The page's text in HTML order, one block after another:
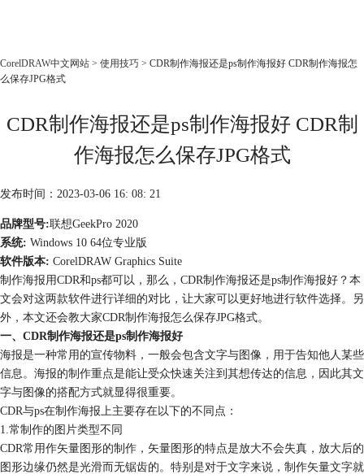
产品
教程
老用户福利
下载
购买
CorelDRAW中文网站 > 使用技巧 > CDR制作海报还是ps制作海报好 CDR制作海报怎
么保存JPG格式
CDR制作海报还是ps制作海报好 CDR制
作海报怎么保存JPG格式
发布时间：2023-03-06 16: 08: 21
品牌型号:联想GeekPro 2020
系统: Windows 10 64位专业版
软件版本: CorelDRAW Graphics Suite
制作海报用CDR和ps都可以，那么，CDR制作海报还是ps制作海报好？本
文会对这两款软件进行详细的对比，让大家可以更好地进行软件选择。另
外，本文还会教大家CDR制作海报怎么保存JPG格式。
一、CDR制作海报还是ps制作海报好
海报是一种常用的宣传物料，一般会包含文字与图像，用于告知他人某些
信息。海报的制作重点是能让受众快速关注到其想传达的信息，因此其文
字与图像的搭配方式就显得很重要。
CDR与ps在制作海报上主要存在以下的不同点：
1.常制作的图片类型不同
CDR常用作矢量图形的制作，矢量图形的特点是放大不会失真，放大后的
图形边缘仍然是光滑而无锯齿的。特别是对于文字来说，制作矢量文字就